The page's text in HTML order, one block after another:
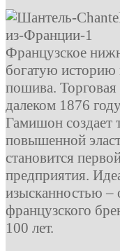
Французское
богатую историю
пошива. Торговая
далеком 1876
Гамишон создает
повышенной
становится
предприятия.
изысканностью –
французского
100 лет.